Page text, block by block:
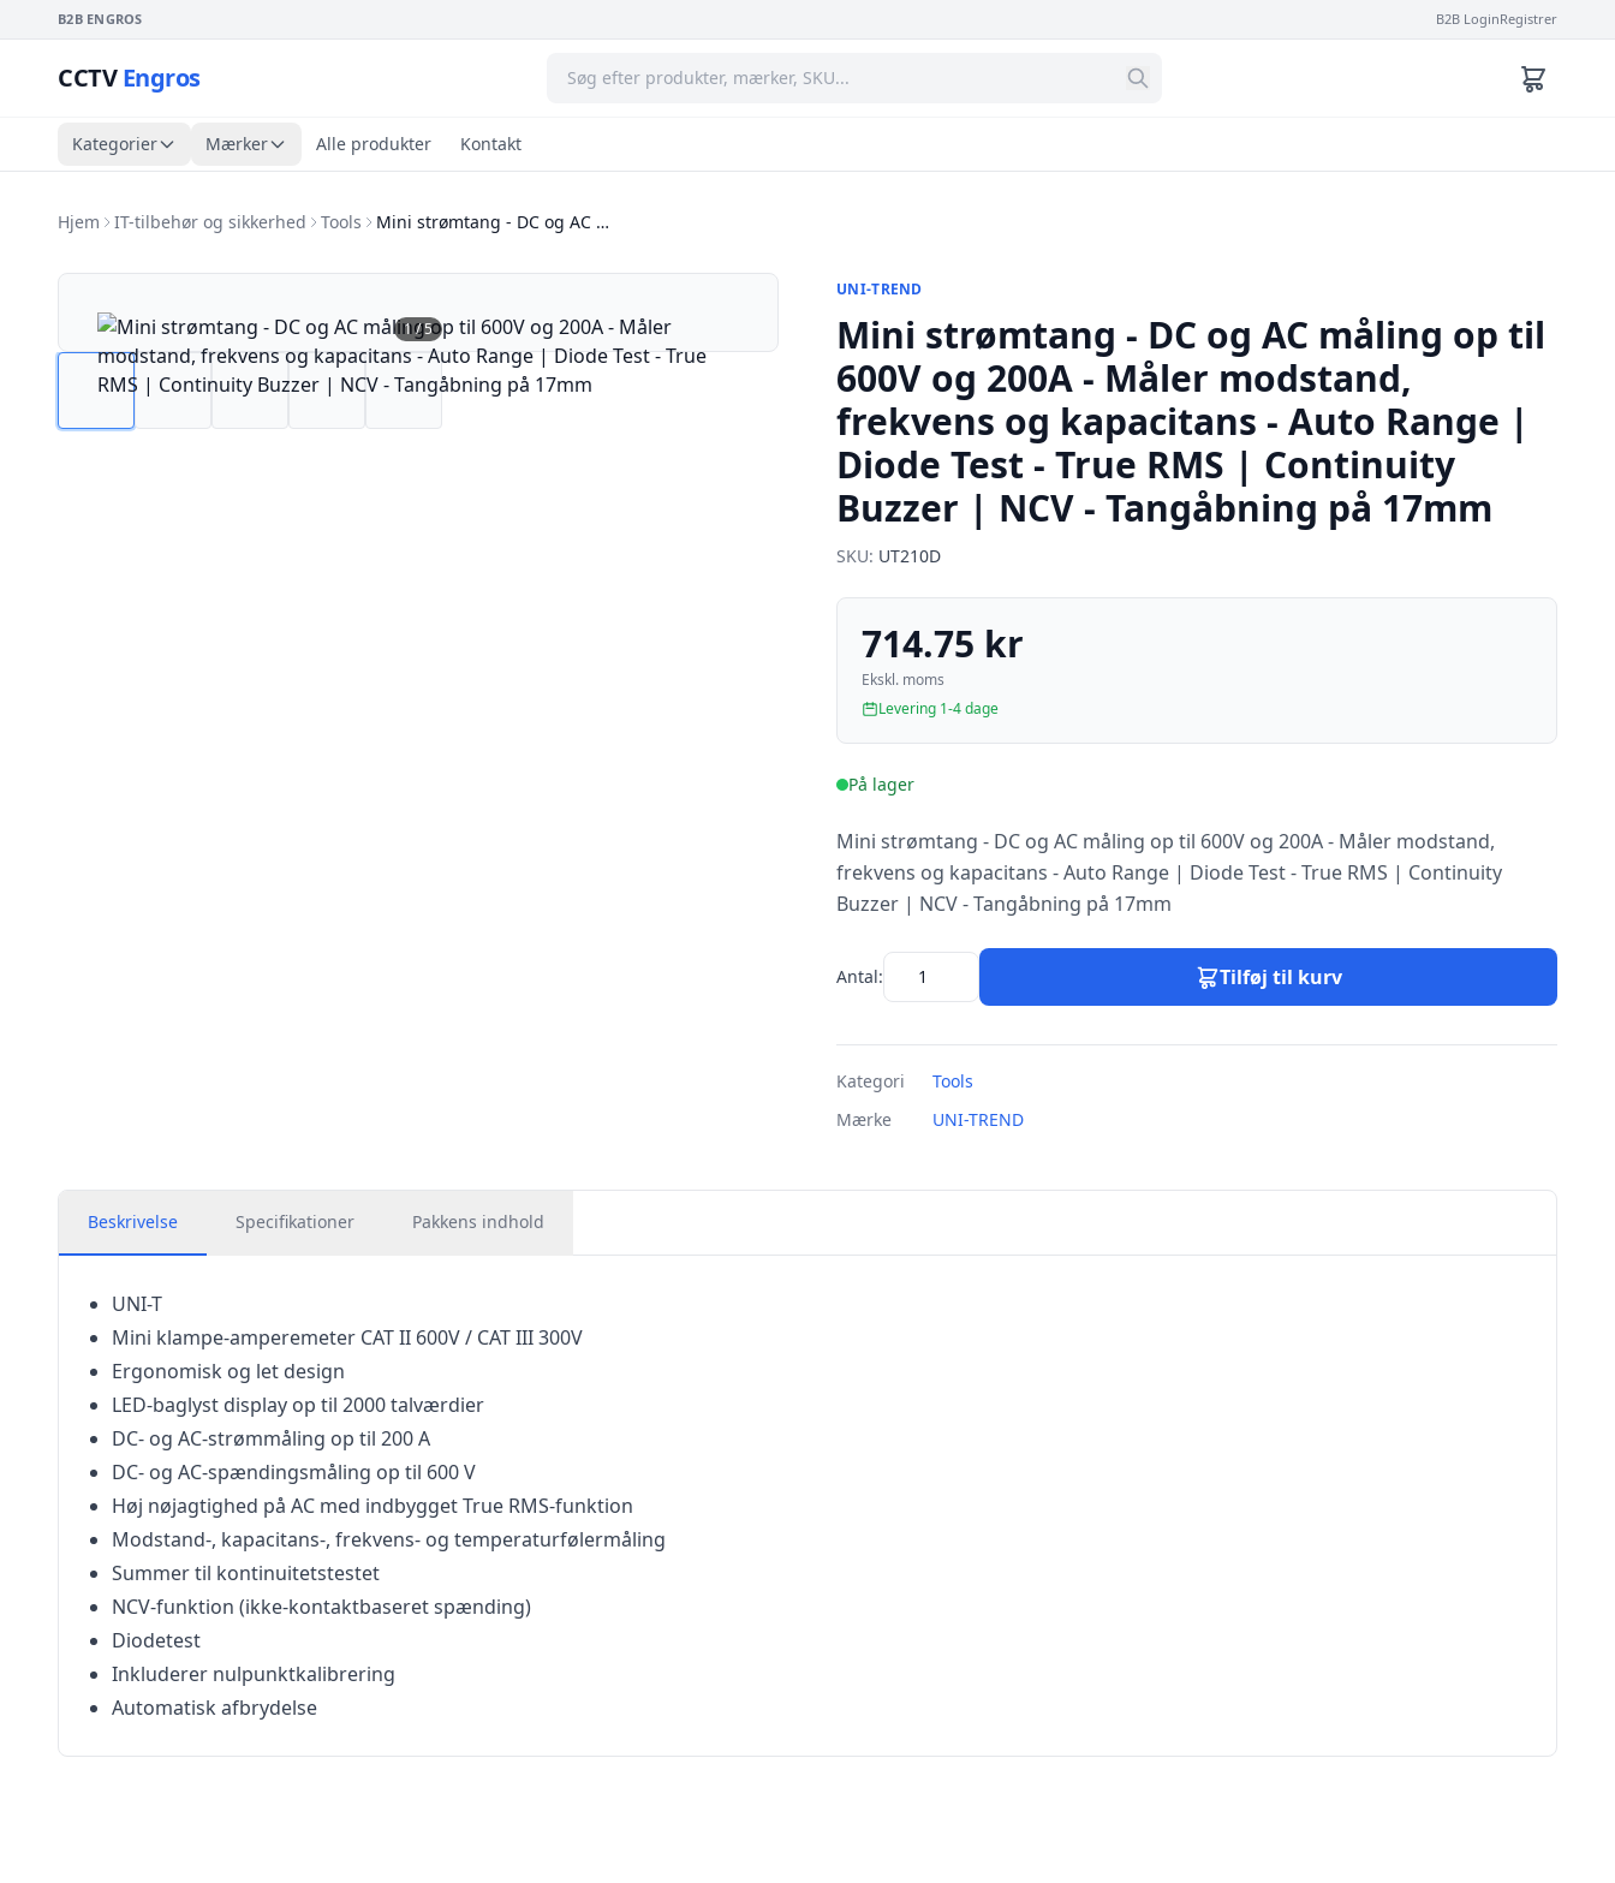
B2B ENGROS B2B LoginRegistrer
CCTVEngros
Kategorier Mærker Alle produkter Kontakt
Hjem IT-tilbehør og sikkerhed Tools Mini strømtang - DC og AC …
1/5
UNI-TREND
Mini strømtang - DC og AC måling op til
600V og 200A - Måler modstand,
frekvens og kapacitans - Auto Range |
Diode Test - True RMS | Continuity
Buzzer | NCV - Tangåbning på 17mm
SKU: UT210D
714.75 kr
Ekskl. moms
Levering 1-4 dage
På lager
Mini strømtang - DC og AC måling op til 600V og 200A - Måler modstand,
frekvens og kapacitans - Auto Range | Diode Test - True RMS | Continuity
Buzzer | NCV - Tangåbning på 17mm
Antal: Tilføj til kurv
Kategori
Tools
Mærke
UNI-TREND
Beskrivelse Specifikationer Pakkens indhold
UNI-T
Mini klampe-amperemeter CAT II 600V / CAT III 300V
Ergonomisk og let design
LED-baglyst display op til 2000 talværdier
DC- og AC-strømmåling op til 200 A
DC- og AC-spændingsmåling op til 600 V
Høj nøjagtighed på AC med indbygget True RMS-funktion
Modstand-, kapacitans-, frekvens- og temperaturfølermåling
Summer til kontinuitetstestet
NCV-funktion (ikke-kontaktbaseret spænding)
Diodetest
Inkluderer nulpunktkalibrering
Automatisk afbrydelse